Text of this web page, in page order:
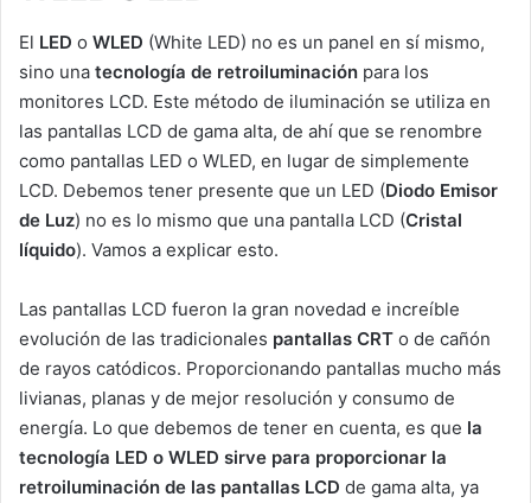
El LED o WLED (White LED) no es un panel en sí mismo,
sino una tecnología de retroiluminación para los
monitores LCD. Este método de iluminación se utiliza en
las pantallas LCD de gama alta, de ahí que se renombre
como pantallas LED o WLED, en lugar de simplemente
LCD. Debemos tener presente que un LED (Diodo Emisor
de Luz) no es lo mismo que una pantalla LCD (Cristal
líquido). Vamos a explicar esto.
Las pantallas LCD fueron la gran novedad e increíble
evolución de las tradicionales pantallas CRT o de cañón
de rayos catódicos. Proporcionando pantallas mucho más
livianas, planas y de mejor resolución y consumo de
energía. Lo que debemos de tener en cuenta, es que la
tecnología LED o WLED sirve para proporcionar la
retroiluminación de las pantallas LCD de gama alta, ya